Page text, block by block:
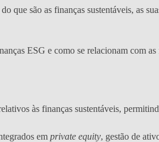
que são as finanças sustentáveis, as
ESG e como se relacionam com
às finanças sustentáveis,
em private equity, gestão de